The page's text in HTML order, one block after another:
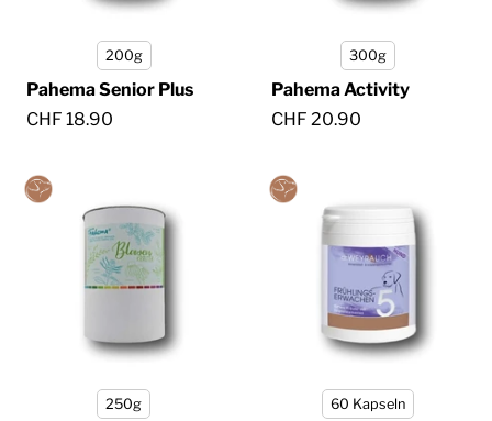
200g
Pahema Senior Plus
CHF 18.90
300g
Pahema Activity
CHF 20.90
250g 60 Kapseln